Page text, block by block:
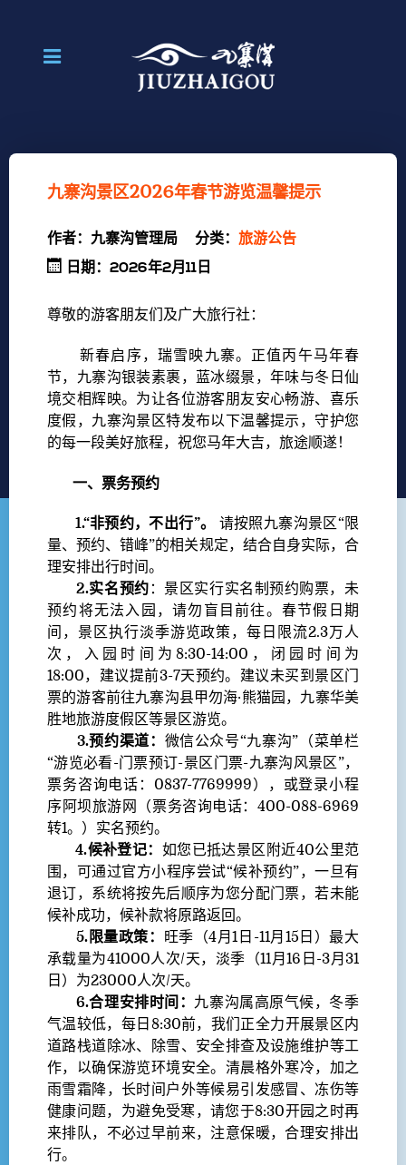
九寨沟景区2026年春节游览温馨提示
作者： 九寨沟管理局 分类： 旅游公告
日期：2026年2月11日
尊敬的游客朋友们及广大旅行社：
新春启序，瑞雪映九寨。正值丙午马年春
节，九寨沟银装素裹，蓝冰缀景，年味与冬日仙
境交相辉映。为让各位游客朋友安心畅游、喜乐
度假，九寨沟景区特发布以下温馨提示，守护您
的每一段美好旅程，祝您马年大吉，旅途顺遂！
一、票务预约
1.“非预约，不出行”。
请按照九寨沟景区“限
量、预约、错峰”的相关规定，结合自身实际，合
理安排出行时间。
2.实名预约 ：景区实行实名制预约购票，未
预约将无法入园，请勿盲目前往。春节假日期
间，景区执行淡季游览政策，每日限流2.3万人
次，入园时间为8:30-14:00，闭园时间为
18:00，建议提前3-7天预约。建议未买到景区门
票的游客前往九寨沟县甲勿海·熊猫园，九寨华美
胜地旅游度假区等景区游览。
3.预约渠道： 微信公众号“九寨沟”（菜单栏
“游览必看-门票预订-景区门票-九寨沟风景区”，
票务咨询电话：0837-7769999），或登录小程
序阿坝旅游网（票务咨询电话：400-088-6969
转1。）实名预约。
4.候补登记： 如您已抵达景区附近40公里范
围，可通过官方小程序尝试“候补预约”，一旦有
退订，系统将按先后顺序为您分配门票，若未能
候补成功，候补款将原路返回。
5.限量政策： 旺季（4月1日-11月15日）最大
承载量为41000人次/天，淡季（11月16日-3月31
日）为23000人次/天。
6.合理安排时间： 九寨沟属高原气候，冬季
气温较低，每日8:30前，我们正全力开展景区内
道路栈道除冰、除雪、安全排查及设施维护等工
作，以确保游览环境安全。清晨格外寒冷，加之
雨雪霜降，长时间户外等候易引发感冒、冻伤等
健康问题，为避免受寒，请您于8:30开园之时再
来排队，不必过早前来，注意保暖，合理安排出
行。